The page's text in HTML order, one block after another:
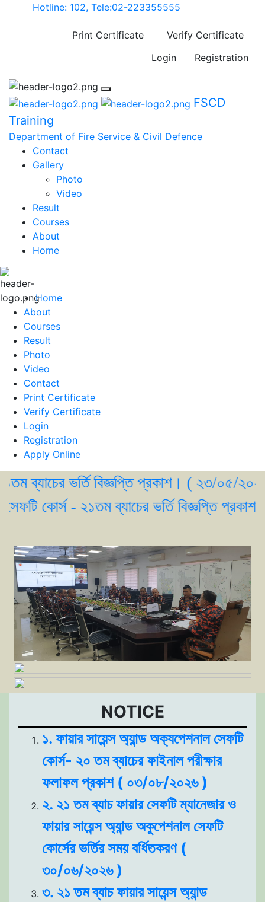
Hotline: 102, Tele:02-223355555
Print Certificate
Verify Certificate
Login
Registration
FSCD
Training
Department of Fire Service & Civil Defence
Contact
Gallery
Photo
Video
Result
Courses
About
Home
Home
About
Courses
Result
Photo
Video
Contact
Print Certificate
Verify Certificate
Login
Registration
Apply Online
ভর্তি বিজ্ঞপ্তি প্রকাশ। ( ২৩/০৫/২০২৬ )
কোর্স - ২১তম ব্যাচের ভর্তি বিজ্ঞপ্তি প্রকাশ। (
NOTICE
১. ফায়ার সায়েন্স অ্যান্ড অক্যপেশনাল সেফটি
কোর্স- ২০ তম ব্যাচের ফাইনাল পরীক্ষার
ফলাফল প্রকাশ ( ০৩/০৮/২০২৬ )
২. ২১ তম ব্যাচ ফায়ার সেফটি ম্যানেজার ও
ফায়ার সায়েন্স অ্যান্ড অকুপেশনাল সেফটি
কোর্সের ভর্তির সময় বর্ধিতকরণ (
৩০/০৬/২০২৬ )
৩. ২১ তম ব্যাচ ফায়ার সায়েন্স অ্যান্ড